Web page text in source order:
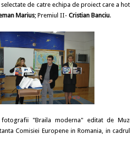
de catre echipa de proiect care a
Marius; Premiul II- Cristian Banciu.
"Braila moderna" editat de
Comisiei Europene in Romania, in